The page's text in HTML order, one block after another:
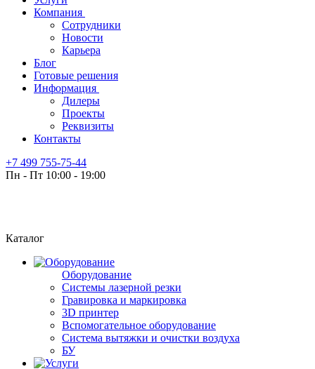
Компания
Сотрудники
Новости
Карьера
Блог
Готовые решения
Информация
Дилеры
Проекты
Реквизиты
Контакты
+7 499 755-75-44
Пн - Пт 10:00 - 19:00
Каталог
Оборудование
Системы лазерной резки
Гравировка и маркировка
3D принтер
Вспомогательное оборудование
Система вытяжки и очистки воздуха
БУ